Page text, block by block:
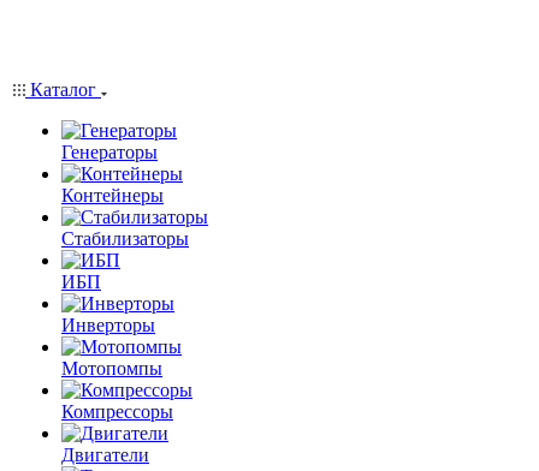
Каталог
Генераторы
Контейнеры
Стабилизаторы
ИБП
Инверторы
Мотопомпы
Компрессоры
Двигатели